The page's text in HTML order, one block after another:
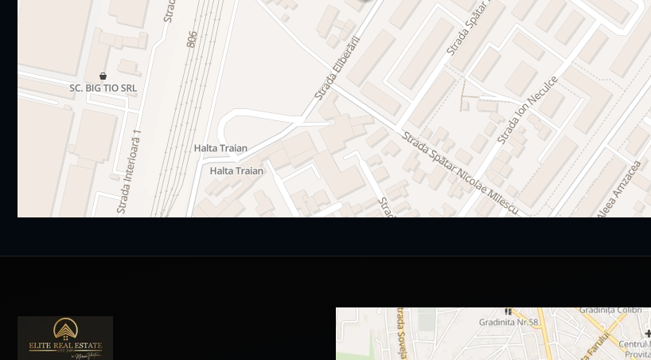
tâmplărie exterioara aluminiu cu geam termopan
centrala termica
instalatie incalzire prin pardoseala
ușă metalică antiefracție
usi interior celulare
2 lifturi electrice Schindler, cu plecare din parcarea subterană
casa scării echipată complet: granit și sistem de iluminat
pereți tencuiți, finisați cu glet și zugrăviți cu vopsea lavabilă
pardoseli la nivel de șapă
instalația electrică
instalații termice
interfon + cablare pentru televiziune, internet
toate utilitățile sunt contorizate independent: post trafo propriu, apă, canalizare şi gaze